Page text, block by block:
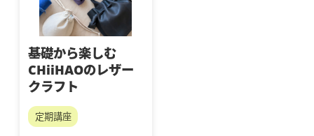
基礎から楽しむ
CHiiHAOのレザー
クラフト
定期講座